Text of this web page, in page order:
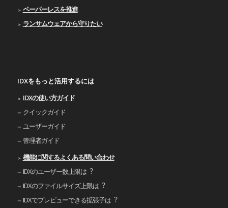
ペーパーレスを推進
ランサムウェアから守りたい
IDXをもっと活用するには
IDXの使い⽅ガイド
クイックガイド
ユーザーガイド
管理者ガイド
機能に関するよくある問い合わせ
IDXのユーザー数上限は︖
IDXのファイルサイズ上限は︖
IDXでプレビューできる拡張⼦は︖